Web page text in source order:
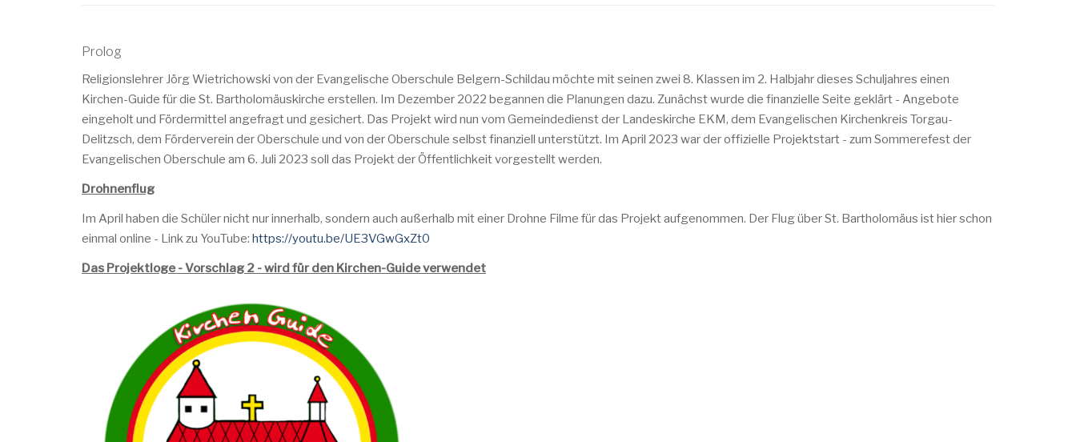
Prolog
Religionslehrer Jörg Wietrichowski von der Evangelische Oberschule Belgern-Schildau möchte mit seinen zwei 8. Klassen im 2. Halbjahr dieses Schuljahres einen
Kirchen-Guide für die St. Bartholomäuskirche erstellen. Im Dezember 2022 begannen die Planungen dazu. Zunächst wurde die finanzielle Seite geklärt - Angebote
eingeholt und Fördermittel angefragt und gesichert. Das Projekt wird nun vom Gemeindedienst der Landeskirche EKM, dem Evangelischen Kirchenkreis Torgau-
Delitzsch, dem Förderverein der Oberschule und von der Oberschule selbst finanziell unterstützt. Im April 2023 war der offizielle Projektstart - zum Sommerefest der
Evangelischen Oberschule am 6. Juli 2023 soll das Projekt der Öffentlichkeit vorgestellt werden.
Drohnenflug
Im April haben die Schüler nicht nur innerhalb, sondern auch außerhalb mit einer Drohne Filme für das Projekt aufgenommen. Der Flug über St. Bartholomäus ist hier schon
einmal online - Link zu YouTube: https://youtu.be/UE3VGwGxZt0
Das Projektloge - Vorschlag 2 - wird für den Kirchen-Guide verwendet